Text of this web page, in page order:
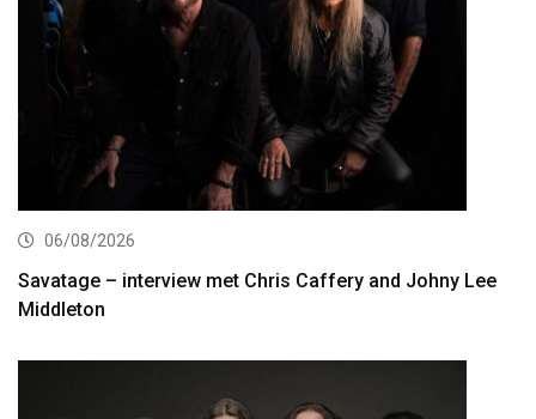
06/08/2026
Savatage – interview met Chris Caffery and Johny Lee
Middleton